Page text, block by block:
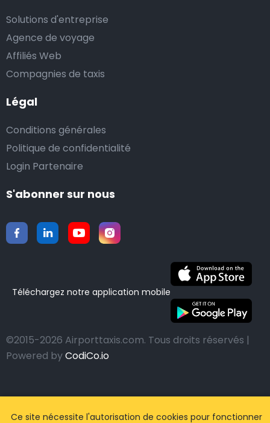
Solutions d'entreprise
Agence de voyage
Affiliés Web
Compagnies de taxis
Légal
Conditions générales
Politique de confidentialité
Login Partenaire
S'abonner sur nous
Téléchargez notre application mobile
©2015-2026 Airporttaxis.com. Tous droits réservés |
Powered byCodiCo.io
Ce site nécessite l'autorisation de cookies pour fonctionner